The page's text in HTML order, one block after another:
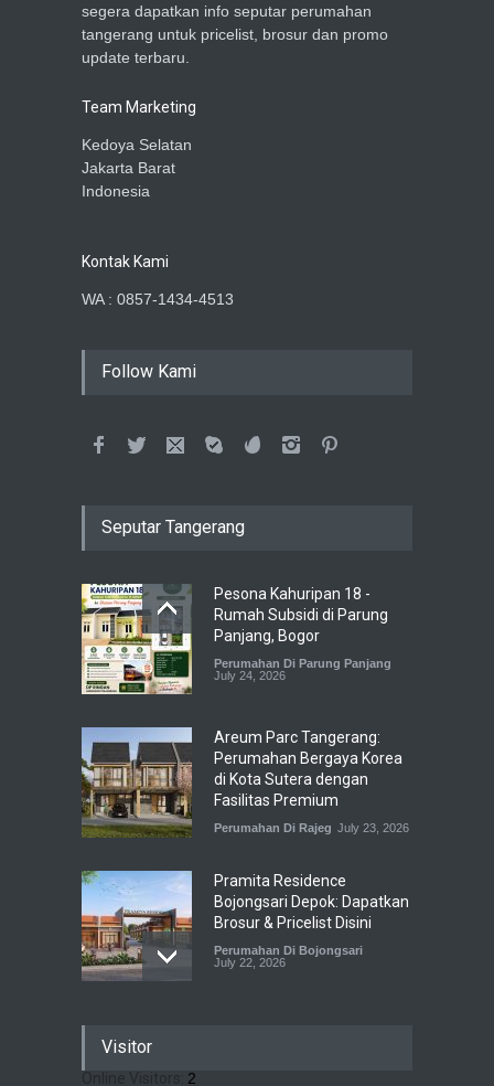
segera dapatkan info seputar perumahan
tangerang untuk pricelist, brosur dan promo
update terbaru.
Team Marketing
Kedoya Selatan
Jakarta Barat
Indonesia
Kontak Kami
WA : 0857-1434-4513
Follow Kami
Seputar Tangerang
Pesona Kahuripan 18 -
Rumah Subsidi di Parung
Panjang, Bogor
Perumahan Di Parung Panjang
July 24, 2026
Areum Parc Tangerang:
Perumahan Bergaya Korea
di Kota Sutera dengan
Fasilitas Premium
Perumahan Di Rajeg July 23, 2026
Pramita Residence
Bojongsari Depok: Dapatkan
Brosur & Pricelist Disini
Perumahan Di Bojongsari
July 22, 2026
Visitor
2